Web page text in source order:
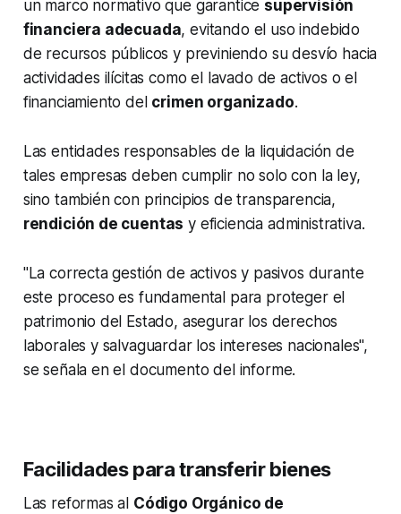
un marco normativo que garantice supervisión
financiera adecuada, evitando el uso indebido
de recursos públicos y previniendo su desvío hacia
actividades ilícitas como el lavado de activos o el
financiamiento del crimen organizado.
Las entidades responsables de la liquidación de
tales empresas deben cumplir no solo con la ley,
sino también con principios de transparencia,
rendición de cuentas y eficiencia administrativa.
"La correcta gestión de activos y pasivos durante
este proceso es fundamental para proteger el
patrimonio del Estado, asegurar los derechos
laborales y salvaguardar los intereses nacionales",
se señala en el documento del informe.
Facilidades para transferir bienes
Las reformas al Código Orgánico de